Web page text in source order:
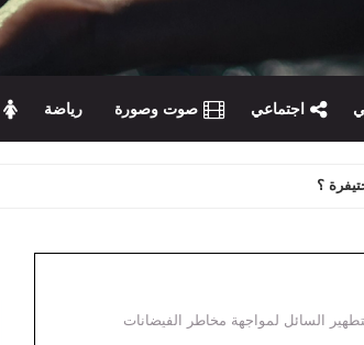
اجتماعي صوت وصورة رياضة
؟
السائل لمواجهة مخاطر الفيضانات